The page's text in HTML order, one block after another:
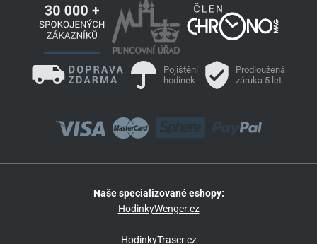
Pojištění
hodinek
Prodloužená
záruka 5 let
Naše specializované eshopy:
HodinkyWenger.cz
HodinkyTraser.cz